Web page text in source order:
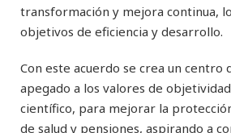
transformación y mejora continua,
objetivos de eficiencia y desarrollo.
Con este acuerdo se crea un centro
apegado a los valores de
científico, para mejorar la
de salud y pensiones, aspirando a